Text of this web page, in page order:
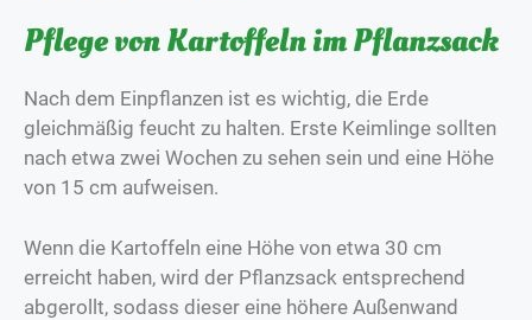
Pflege von Kartoffeln im Pflanzsack
Nach dem Einpflanzen ist es wichtig, die Erde
gleichmäßig feucht zu halten. Erste Keimlinge sollten
nach etwa zwei Wochen zu sehen sein und eine Höhe
von 15 cm aufweisen.
Wenn die Kartoffeln eine Höhe von etwa 30 cm
erreicht haben, wird der Pflanzsack entsprechend
abgerollt, sodass dieser eine höhere Außenwand